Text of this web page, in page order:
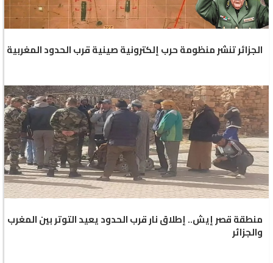
الجزائر تنشر منظومة حرب إلكترونية صينية قرب الحدود المغربية
منطقة قصر إيش.. إطلاق نار قرب الحدود يعيد التوتر بين المغرب
والجزائر